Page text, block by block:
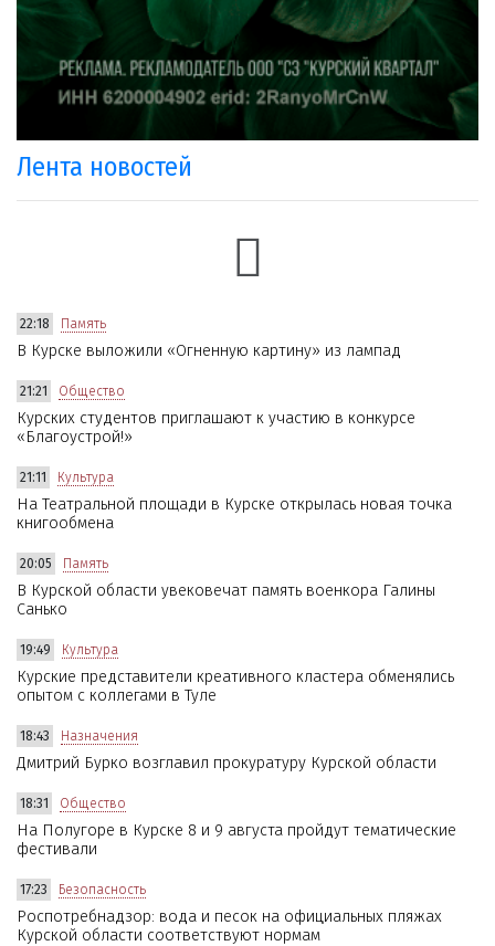
Лента новостей
22:18 Память
В Курске выложили «Огненную картину» из лампад
21:21 Общество
Курских студентов приглашают к участию в конкурсе
«Благоустрой!»
21:11 Культура
На Театральной площади в Курске открылась новая точка
книгообмена
20:05 Память
В Курской области увековечат память военкора Галины
Санько
19:49 Культура
Курские представители креативного кластера обменялись
опытом с коллегами в Туле
18:43 Назначения
Дмитрий Бурко возглавил прокуратуру Курской области
18:31 Общество
На Полугоре в Курске 8 и 9 августа пройдут тематические
фестивали
17:23 Безопасность
Роспотребнадзор: вода и песок на официальных пляжах
Курской области соответствуют нормам